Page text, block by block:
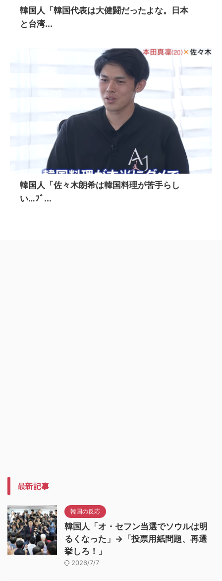
韓国人「韓国代表は大健闘だったよな。日本
と台湾...
韓国人「佐々木朗希は韓国料理が苦手らし
い…ﾌﾞ...
最新記事
韓国の反応
韓国人「オ・セフン当選でソウルは明
るくなった」→「投票用紙問題、再選
挙しろ！」
2026/7/7